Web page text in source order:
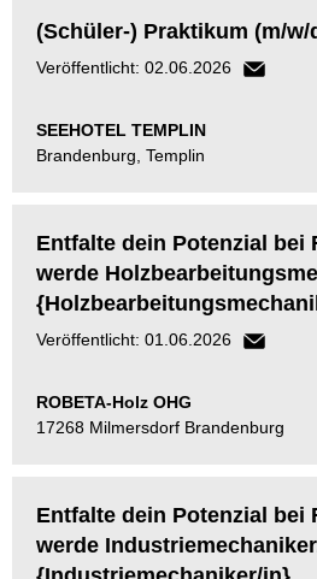
(Schüler-) Praktikum (m/w/
Veröffentlicht: 02.06.2026
SEEHOTEL TEMPLIN
Brandenburg, Templin
Entfalte dein Potenzial bei
werde
Veröffentlicht: 01.06.2026
ROBETA-Holz OHG
17268 Milmersdorf Brandenburg
Entfalte dein Potenzial bei
werde